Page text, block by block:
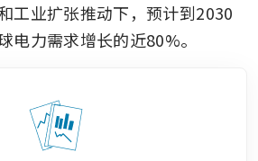
工业扩张推动下，预计到2030
电力需求增长的近80%。